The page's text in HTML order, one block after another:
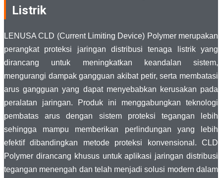
Listrik
LENUSA CLD (Current Limiting Device) Polymer merupakan
perangkat proteksi jaringan distribusi tenaga listrik yang
dirancang untuk meningkatkan keandalan sistem,
mengurangi dampak gangguan akibat petir, serta membatasi
arus gangguan yang dapat menyebabkan kerusakan pada
peralatan jaringan. Produk ini menggabungkan teknologi
pembatas arus dengan sistem proteksi tegangan lebih
sehingga mampu memberikan perlindungan yang lebih
efektif dibandingkan metode proteksi konvensional. CLD
Polymer dirancang khusus untuk aplikasi jaringan distribusi
tegangan menengah dan telah menjadi solusi modern dalam